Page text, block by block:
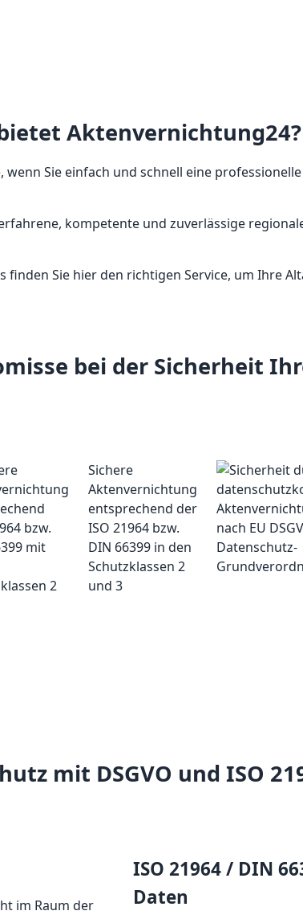
Aktenvernichtung24?
Sie einfach und schnell eine
kompetente und zuverlässige
finden Sie hier den richtigen Service, um Ihre
bei der Sicherheit
Sichere
Aktenvernichtung
entsprechend der
ISO 21964 bzw.
DIN 66399 in den
Schutzklassen 2
und 3
mit DSGVO und ISO
im Raum der
ISO 21964 / DIN
Daten